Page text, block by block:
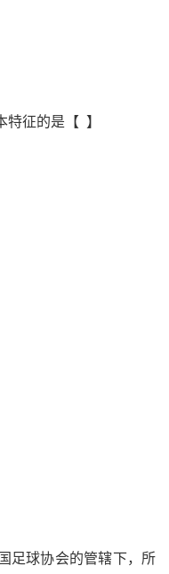
特征的是【 】
足球协会的管辖下，所